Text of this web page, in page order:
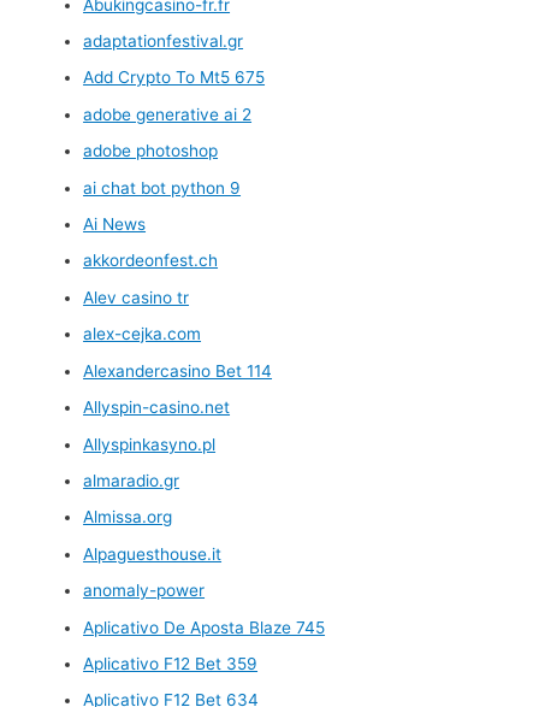
Abukingcasino-fr.fr
adaptationfestival.gr
Add Crypto To Mt5 675
adobe generative ai 2
adobe photoshop
ai chat bot python 9
Ai News
akkordeonfest.ch
Alev casino tr
alex-cejka.com
Alexandercasino Bet 114
Allyspin-casino.net
Allyspinkasyno.pl
almaradio.gr
Almissa.org
Alpaguesthouse.it
anomaly-power
Aplicativo De Aposta Blaze 745
Aplicativo F12 Bet 359
Aplicativo F12 Bet 634